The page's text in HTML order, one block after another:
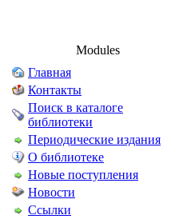
Modules
Главная
Контакты
Поиск в каталоге
библиотеки
Периодические издания
О библиотеке
Новые поступления
Новости
Ссылки